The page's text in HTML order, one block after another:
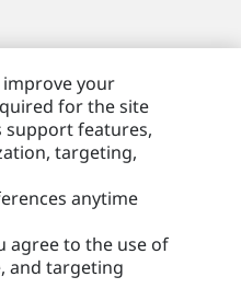
improve your
for the site
features,
targeting,
anytime
agree to the use of
and targeting